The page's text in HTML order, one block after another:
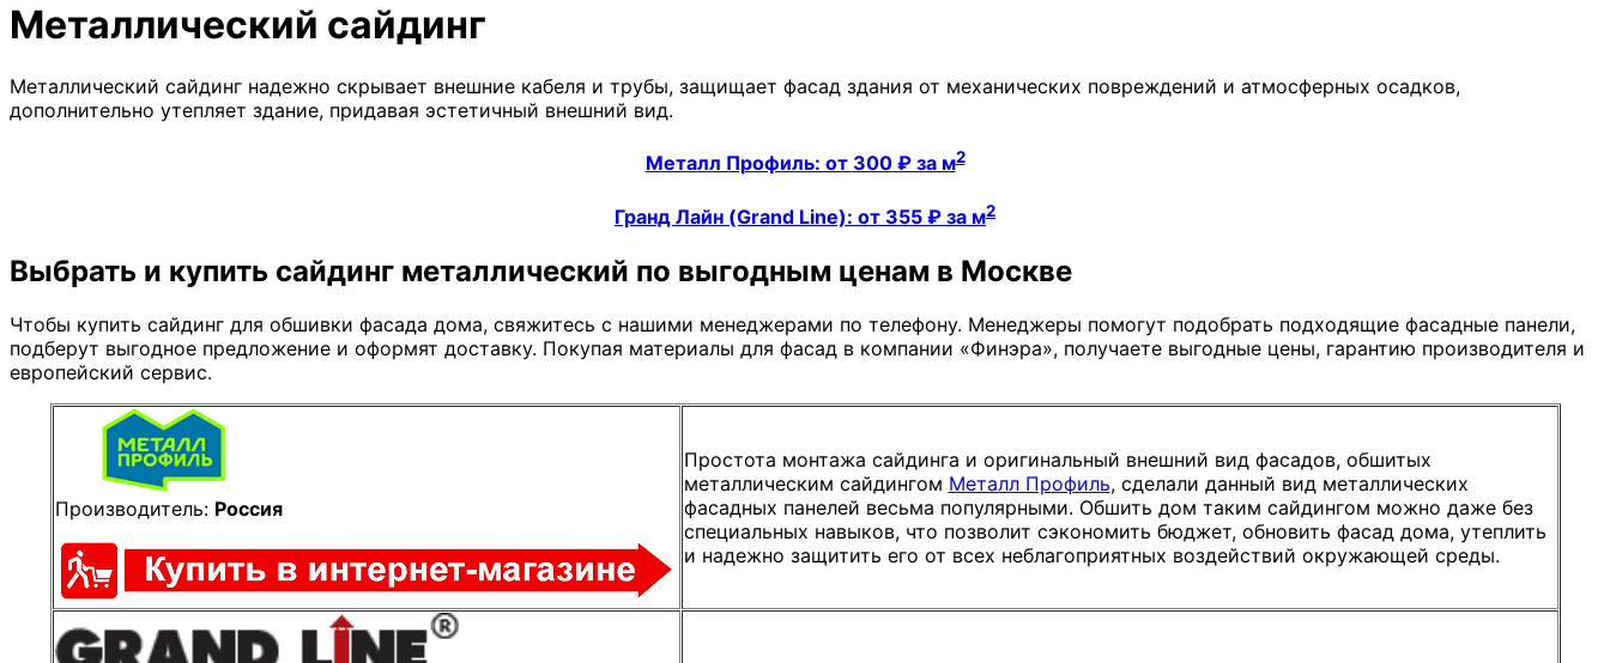
Металлический сайдинг
Металлический сайдинг надежно скрывает внешние кабеля и трубы, защищает фасад здания от механических повреждений и атмосферных осадков,
дополнительно утепляет здание, придавая эстетичный внешний вид.
Металл Профиль: от 300₽ за м2
Гранд Лайн (Grand Line): от 355 ₽ за м2
Выбрать и купить сайдинг металлический по выгодным ценам в Москве
Чтобы купить сайдинг для обшивки фасада дома, свяжитесь с нашими менеджерами по телефону. Менеджеры помогут подобрать подходящие фасадные панели,
подберут выгодное предложение и оформят доставку. Покупая материалы для фасад в компании «Финэра», получаете выгодные цены, гарантию производителя и
европейский сервис.
Производитель: Россия
Простота монтажа сайдинга и оригинальный внешний вид фасадов, обшитых
металлическим сайдингом Металл Профиль, сделали данный вид металлических
фасадных панелей весьма популярными. Обшить дом таким сайдингом можно даже без
специальных навыков, что позволит сэкономить бюджет, обновить фасад дома, утеплить
и надежно защитить его от всех неблагоприятных воздействий окружающей среды.